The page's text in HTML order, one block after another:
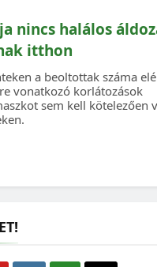
nincs halálos
itthon
a beoltottak száma
vonatkozó korlátozások
sem kell kötelezően